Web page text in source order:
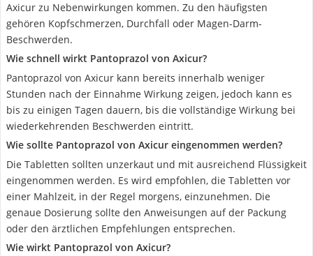
Axicur zu Nebenwirkungen kommen. Zu den häufigsten
gehören Kopfschmerzen, Durchfall oder Magen-Darm-
Beschwerden.
Wie schnell wirkt Pantoprazol von Axicur?
Pantoprazol von Axicur kann bereits innerhalb weniger
Stunden nach der Einnahme Wirkung zeigen, jedoch kann es
bis zu einigen Tagen dauern, bis die vollständige Wirkung bei
wiederkehrenden Beschwerden eintritt.
Wie sollte Pantoprazol von Axicur eingenommen werden?
Die Tabletten sollten unzerkaut und mit ausreichend Flüssigkeit
eingenommen werden. Es wird empfohlen, die Tabletten vor
einer Mahlzeit, in der Regel morgens, einzunehmen. Die
genaue Dosierung sollte den Anweisungen auf der Packung
oder den ärztlichen Empfehlungen entsprechen.
Wie wirkt Pantoprazol von Axicur?